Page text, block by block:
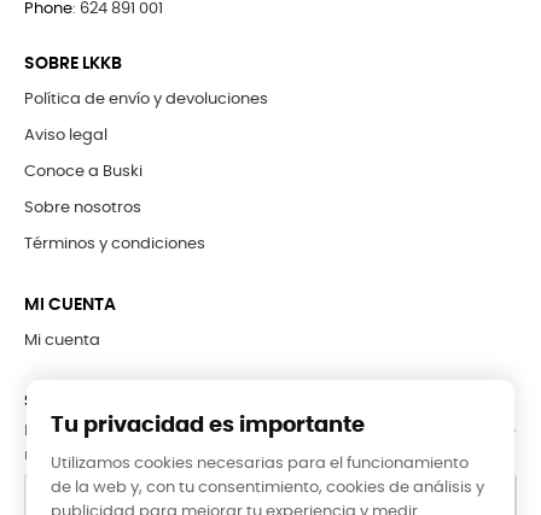
Phone: 624 891 001
SOBRE LKKB
Política de envío y devoluciones
Aviso legal
Conoce a Buski
Sobre nosotros
Términos y condiciones
MI CUENTA
Mi cuenta
SUBCRÍBETE A LA NEWSLETTER
Puede darse de baja en cualquier momento. Para ello, consulte
nuestra información de contacto en el aviso legal.
Tu privacidad es importante
Utilizamos cookies necesarias para el funcionamiento
de la web y, con tu consentimiento, cookies de análisis y